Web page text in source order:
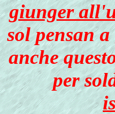
giunger
sol pensan a
anche
per